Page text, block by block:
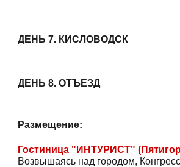
ДЕНЬ 7. КИСЛОВОДСК
ДЕНЬ8.ОТЪЕЗД
Размещение:
Гостиница "ИНТУРИСТ"
Возвышаясь над городом,